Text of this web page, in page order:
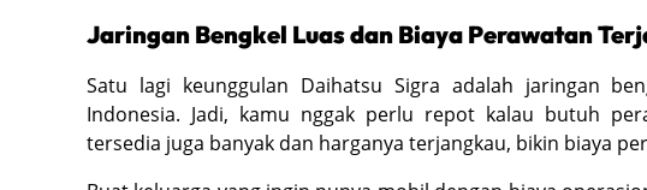
Jaringan Bengkel Luas dan Biaya Perawatan
Satu lagi keunggulan Daihatsu Sigra adalah jaringan
Indonesia. Jadi, kamu nggak perlu repot kalau butuh
tersedia juga banyak dan harganya terjangkau, bikin biaya